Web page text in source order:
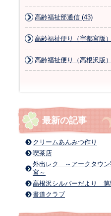
高齢福祉部通信 (43)
高齢福祉便り（宇都宮版
高齢福祉便り（高根沢版
最新の記事
クリームあんみつ作り
喫茶店
外出レク ～アークタウン
宮～
高根沢シルバーだより 第
書道クラブ